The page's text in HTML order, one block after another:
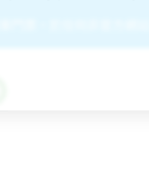
任何非官方網站或非